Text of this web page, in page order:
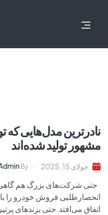
نادرترین مدل‌هایی
مشهور تولید شده‌اند
جولای 15, 2025 By
حتی شرکت‌های بزرگ هم گاهی
انحصارطلبی فروش خودرو را
اتفاق می‌افتد.حتی برندهای